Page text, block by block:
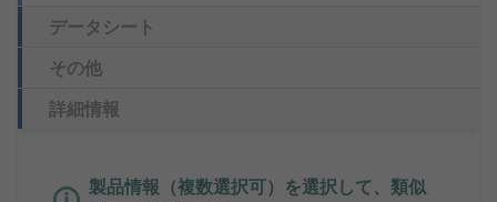
データシート
その他
詳細情報
製品情報（複数選択可）を選択して、類似